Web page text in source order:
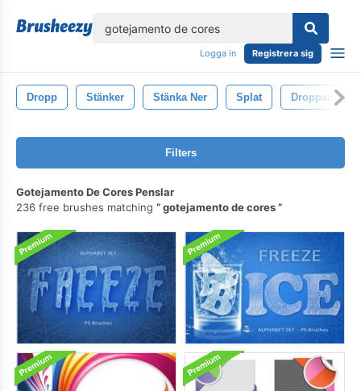
Logga in Registrera sig
Dropp Stänker Stänka Ner Splat Droppar
Filters
Gotejamento De Cores Penslar
236 free brushes matching
gotejamento de cores